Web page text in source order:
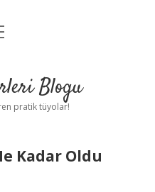
Blogu
pratik tüyolar!
Kadar Oldu